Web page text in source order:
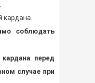
кардана.
соблюдать
перед
случае при